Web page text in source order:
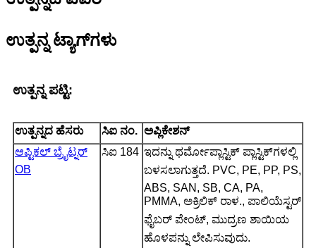
ಉತ್ಪನ್ನ ಟ್ಯಾಗ್‌ಗಳು
ಉತ್ಪನ್ನ ಪಟ್ಟಿ:
ಉತ್ಪನ್ನದ ಹೆಸರು ಸಿಐ ನಂ. ಅಪ್ಲಿಕೇಶನ್
ಆಪ್ಟಿಕಲ್ ಬ್ರೈಟ್ನರ್
OB
ಸಿಐ 184 ಇದನ್ನು ಥರ್ಮೋಪ್ಲಾಸ್ಟಿಕ್ ಪ್ಲಾಸ್ಟಿಕ್‌ಗಳಲ್ಲಿ
ಬಳಸಲಾಗುತ್ತದೆ. PVC, PE, PP, PS,
ABS, SAN, SB, CA, PA,
PMMA, ಅಕ್ರಿಲಿಕ್ ರಾಳ., ಪಾಲಿಯೆಸ್ಟರ್
ಫೈಬರ್ ಪೇಂಟ್, ಮುದ್ರಣ ಶಾಯಿಯ
ಹೊಳಪನ್ನು ಲೇಪಿಸುವುದು.